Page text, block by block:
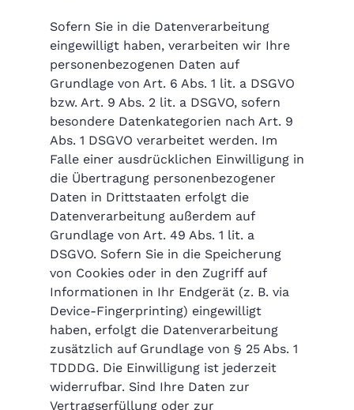
Sofern Sie in die Datenverarbeitung
eingewilligt haben, verarbeiten wir Ihre
personenbezogenen Daten auf
Grundlage von Art. 6 Abs. 1 lit. a DSGVO
bzw. Art. 9 Abs. 2 lit. a DSGVO, sofern
besondere Datenkategorien nach Art. 9
Abs. 1 DSGVO verarbeitet werden. Im
Falle einer ausdrücklichen Einwilligung in
die Übertragung personenbezogener
Daten in Drittstaaten erfolgt die
Datenverarbeitung außerdem auf
Grundlage von Art. 49 Abs. 1 lit. a
DSGVO. Sofern Sie in die Speicherung
von Cookies oder in den Zugriff auf
Informationen in Ihr Endgerät (z. B. via
Device-Fingerprinting) eingewilligt
haben, erfolgt die Datenverarbeitung
zusätzlich auf Grundlage von § 25 Abs. 1
TDDDG. Die Einwilligung ist jederzeit
widerrufbar. Sind Ihre Daten zur
Vertragserfüllung oder zur